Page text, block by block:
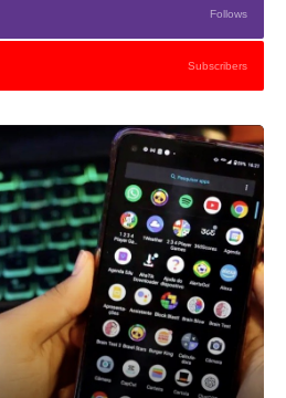
Follows
Subscribers